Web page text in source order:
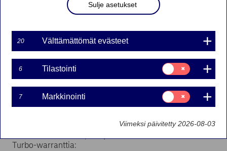
WARRANTILLE TNOK6L
49NDS ON PÄÄTTYNYT
07-10-2016 11:16
Nordea Bank Ab:n liikkeeseenlaskeman Turbo-warrantin
markkinatakaus on päättynyt kohde-etuuden hinnan
saavutettua Turbo-warrantin knock-out tason.
Turbo-warranttia:
Sulje asetukset
20 Välttämättömät evästeet
6 Tilastointi
Suostumusvalinta:
Tilastointi
7 Markkinointi
Suostumusvalinta:
Markkinointi
Viimeksi päivitetty 2026-08-03